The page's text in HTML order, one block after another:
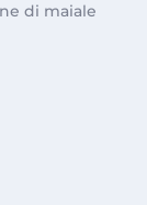
di maiale